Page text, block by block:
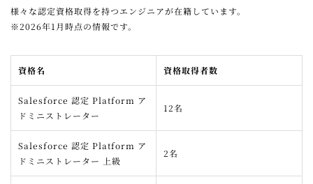
様々な認定資格取得を持つエンジニアが在籍しています。
※2026年1月時点の情報です。
資格名 資格取得者数
Salesforce 認定 Platform ア
ドミニストレーター
12名
Salesforce 認定 Platform ア
ドミニストレーター 上級
2名